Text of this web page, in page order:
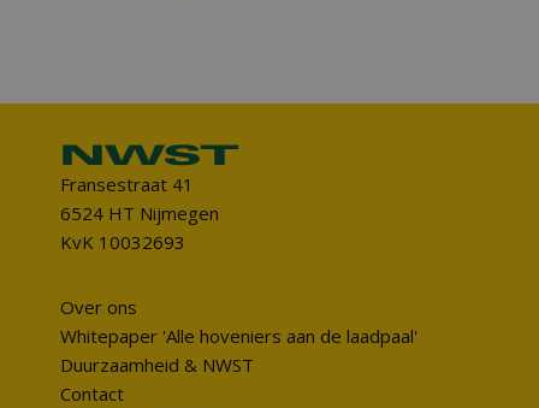
Fransestraat 41
6524 HT Nijmegen
KvK 10032693
Over ons
Whitepaper 'Alle hoveniers aan de laadpaal'
Duurzaamheid & NWST
Contact